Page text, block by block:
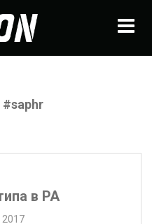
в PA
2017